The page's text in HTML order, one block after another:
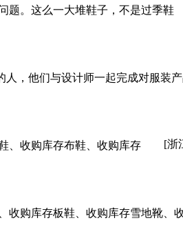
题。这么一大堆鞋子 ，不是过季鞋
人，他们与设计师一起完成对服装
、收购库存布鞋、收购库存
[浙
收购库存板鞋、收购库存雪地靴、